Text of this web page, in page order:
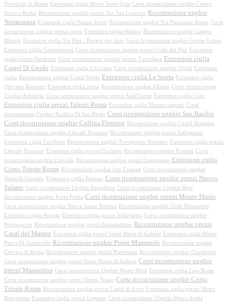
Provincie di Roma
Extension ciglia Metro Torre Gaia Corsi ricostruzione unghie Centro
Storico Roma
Ricostruzione unghie prezzi Tor San Lorenzo Ricostruzione unghie
Nomentana
Extension ciglia Piazza Scotti Ricostruzione unghie Via Nazionale Roma Corsi
ricostruzione unghie prezzi roma
Extension ciglia Marino
Ricostruzione unghie Campo
Marzio
Extension ciglia Tre Pini - Poggio dei fiori Corsi ricostruzione unghie Grotte Celoni
Extension ciglia Grottaferrata Corsi ricostruzione unghie prezzi Colle dei Pini
Extension
ciglia prezzi Pantheon Corsi ricostruzione unghie prezzi Tuscolana Extension ciglia
Castel Di Guido
Extension ciglia Cocciano Corsi ricostruzione unghie Tivoli
Extension
ciglia
Ricostruzione unghie Castel Verde Extension ciglia La Storta
Extension ciglia
Olevano Romano
Extension ciglia roma Ricostruzione unghie Albano Corsi ricostruzione
Unghie Rebibbia Corsi ricostruzione unghie prezzi Sant'Oreste Extension ciglia Cave
Extension ciglia prezzi Talenti Roma Extension ciglia Montecompatri Corsi
ricostruzione Unghie Basilica Di San Paolo Corsi ricostruzione unghie San Basilio
Corsi ricostruzione unghie Collina Fleming
Ricostruzione unghie Castel Madama
Corsi ricostruzione unghie Litorale Romano
Ricostruzione unghie prezzi Sallustiano
Extension ciglia Cecchina
Ricostruzione unghie Trevignano Romano
Extension ciglia prezzi
Litorale Romano
Extension ciglia prezzi Ciciliano Ricostruzione unghie Pontina Corsi
ricostruzione unghie Corcolle
Ricostruzione unghie prezzi Gavignano Extension ciglia
Corso Trieste Roma
Ricostruzione unghie San Cesareo Corsi ricostruzione unghie
Anticoli Corrado
Extension ciglia Parione Corsi ricostruzione unghie prezzi Nuovo
Salario Corsi ricostruzione Unghie Anguillara Corsi ricostruzione Unghie Ripa
Ricostruzione unghie Porta Furba Corsi ricostruzione unghie prezzi Monte Mario
Corsi ricostruzione unghie Rocca Santo Stefano
Ricostruzione unghie Colle Monastero
Extension ciglia Regola
Extension ciglia prezzi Vallepietra Corsi ricostruzione unghie
Portonaccio
Ricostruzione unghie prezzi Alessandrino Ricostruzione unghie prezzi
Casal del Marmo
Extension ciglia prezzi Santa Maria di Galeria
Extension ciglia Metro
Parco Di Centocelle Ricostruzione unghie Ponte Mammolo
Ricostruzione unghie
Cervara di Roma
Ricostruzione unghie prezzi Prenestina
Ricostruzione unghie Giardinetti
Corsi ricostruzione unghie prezzi Santa Maria di Galeria Corsi ricostruzione unghie
prezzi Massimina Corsi ricostruzione Unghie Metro Mirti
Extension ciglia Case Rosse
Corsi ricostruzione unghie prezzi Metro Teano Corsi ricostruzione unghie Corso
Trieste Roma
Ricostruzione unghie prezzi Castel di Leva
Extension ciglia prezzi Metro
Bolognetta
Extension ciglia prezzi Lepanto Corsi ricostruzione Unghie Metro Amba